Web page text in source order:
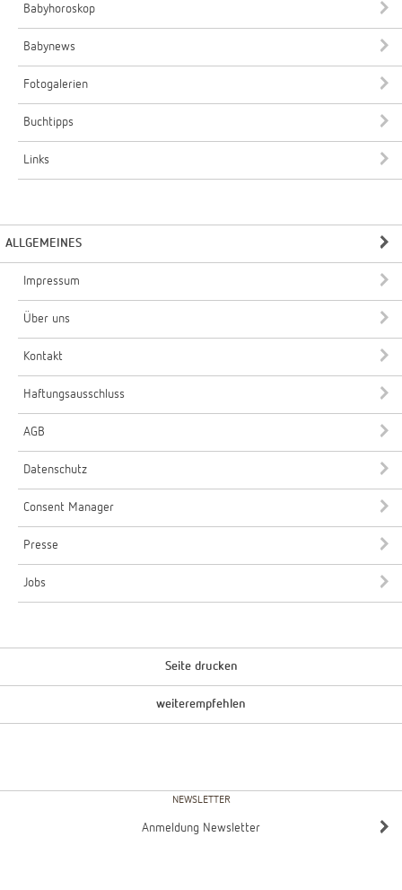
Babyhoroskop
Babynews
Fotogalerien
Buchtipps
Links
ALLGEMEINES
Impressum
Über uns
Kontakt
Haftungsausschluss
AGB
Datenschutz
Consent Manager
Presse
Jobs
Seite drucken
weiterempfehlen
NEWSLETTER
Anmeldung Newsletter